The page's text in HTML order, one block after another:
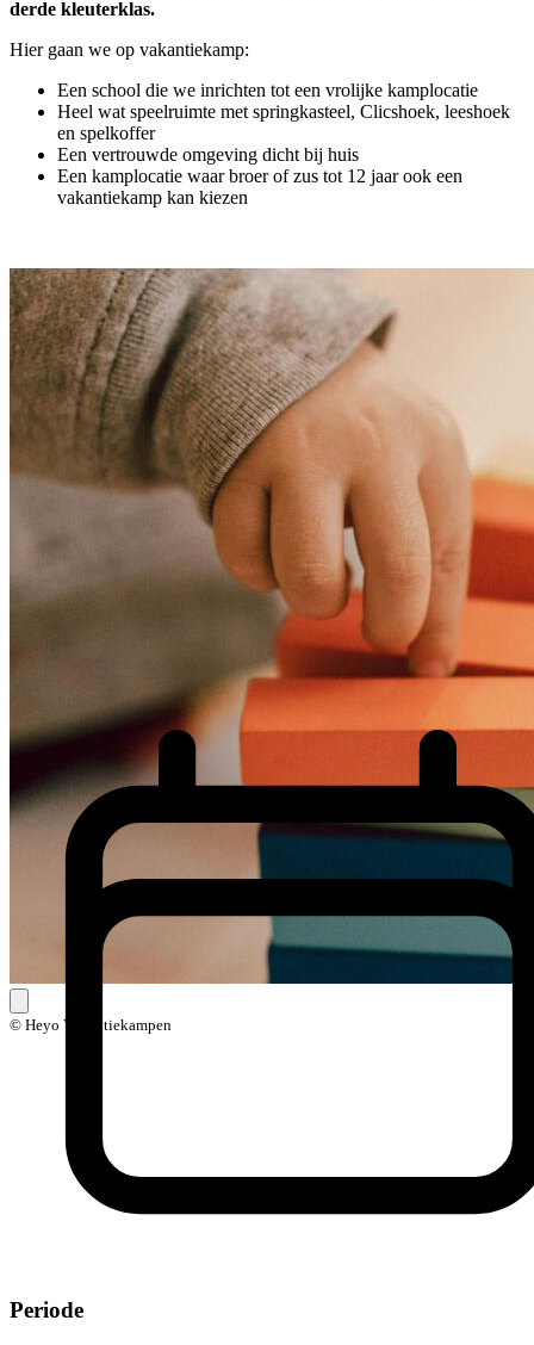
derde kleuterklas.
Hier gaan we op vakantiekamp:
Een school die we inrichten tot een vrolijke kamplocatie
Heel wat speelruimte met springkasteel, Clicshoek, leeshoek
en spelkoffer
Een vertrouwde omgeving dicht bij huis
Een kamplocatie waar broer of zus tot 12 jaar ook een
vakantiekamp kan kiezen
© Heyo Vakantiekampen
Periode